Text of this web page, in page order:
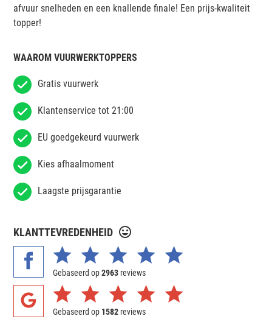
afvuur snelheden en een knallende finale! Een prijs-kwaliteit
topper!
WAAROM VUURWERKTOPPERS
Gratis vuurwerk
Klantenservice tot 21:00
EU goedgekeurd vuurwerk
Kies afhaalmoment
Laagste prijsgarantie
KLANTTEVREDENHEID
Gebaseerd op2963 reviews
Gebaseerd op 1582 reviews